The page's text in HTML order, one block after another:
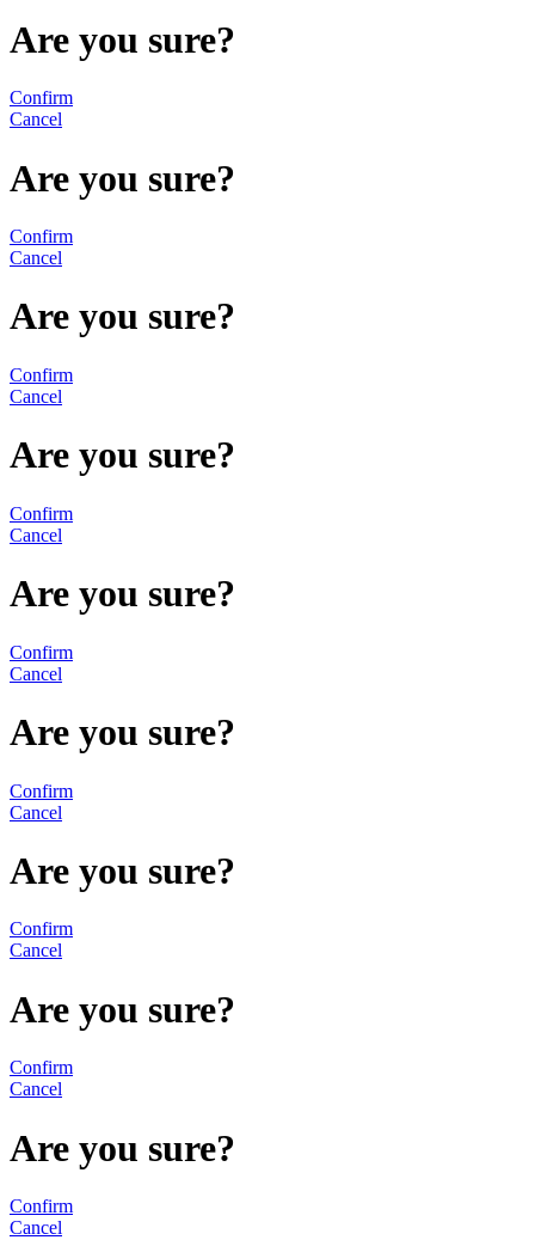
Are you sure?
Confirm
Cancel
Are you sure?
Confirm
Cancel
Are you sure?
Confirm
Cancel
Are you sure?
Confirm
Cancel
Are you sure?
Confirm
Cancel
Are you sure?
Confirm
Cancel
Are you sure?
Confirm
Cancel
Are you sure?
Confirm
Cancel
Are you sure?
Confirm
Cancel